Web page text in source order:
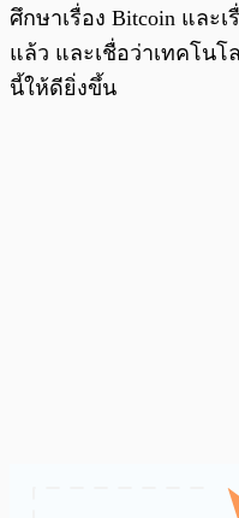
ศึกษาเรื่อง Bitcoin และเ
แล้ว และเชื่อว่าเทคโน
นี้ให้ดียิ่งขึ้น